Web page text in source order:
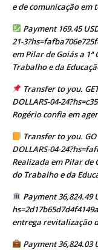
e de comunicação em
Payment 169.45
21-
em Pilar de Goiás a
Trabalho e da
Transfer to you.
DOLLARS-04-
Rogério confia em
Transfer to you. GO
DOLLARS-04-
Realizada em Pilar de
do Trabalho e da
Payment 36,824.49
entrega revitalização
Payment 36,824.03